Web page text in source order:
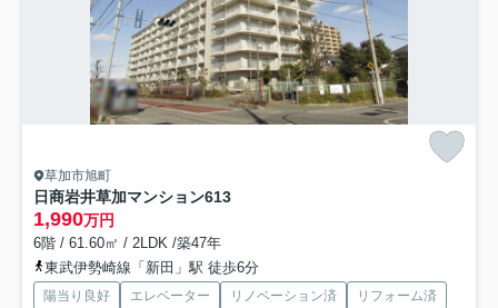
草加市旭町
日商岩井草加マンション613
1,990万円
6階 / 61.60㎡ / 2LDK /築47年
東武伊勢崎線「新田」駅 徒歩6分
陽当り良好 エレベーター リノベーション済
リフォーム済